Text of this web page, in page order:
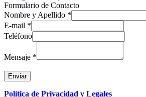
Formulario de Contacto
Nombre y Apellido *
E-mail *
Teléfono
Mensaje *
Enviar
Política de Privacidad y Legales